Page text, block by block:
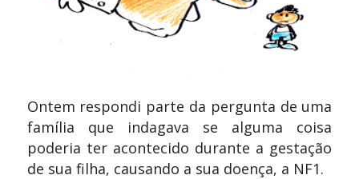
Ontem respondi parte da pergunta de uma
família que indagava se alguma coisa
poderia ter acontecido durante a gestação
de sua filha, causando a sua doença, a NF1.